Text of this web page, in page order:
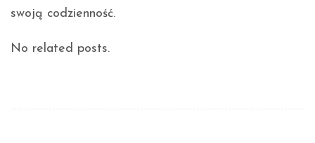
swoją codzienność.
No related posts.